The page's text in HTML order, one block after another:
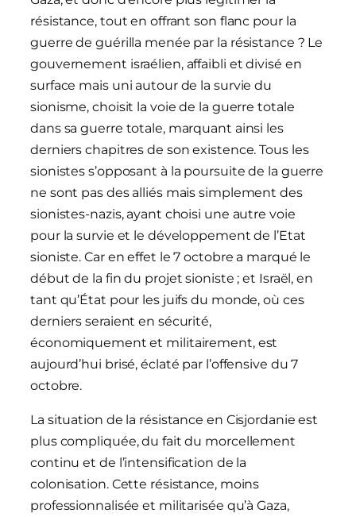
résistance, tout en offrant son flanc pour la
guerre de guérilla menée par la résistance ? Le
gouvernement israélien, affaibli et divisé en
surface mais uni autour de la survie du
sionisme, choisit la voie de la guerre totale
dans sa guerre totale, marquant ainsi les
derniers chapitres de son existence. Tous les
sionistes s’opposant à la poursuite de la guerre
ne sont pas des alliés mais simplement des
sionistes-nazis, ayant choisi une autre voie
pour la survie et le développement de l’Etat
sioniste. Car en effet le 7 octobre a marqué le
début de la fin du projet sioniste ; et Israël, en
tant qu’État pour les juifs du monde, où ces
derniers seraient en sécurité,
économiquement et militairement, est
aujourd’hui brisé, éclaté par l’offensive du 7
octobre.
La situation de la résistance en Cisjordanie est
plus compliquée, du fait du morcellement
continu et de l’intensification de la
colonisation. Cette résistance, moins
professionnalisée et militarisée qu’à Gaza,